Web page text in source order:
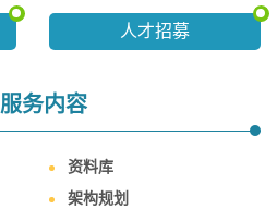
人才招募
服务内容
资料库
架构规划